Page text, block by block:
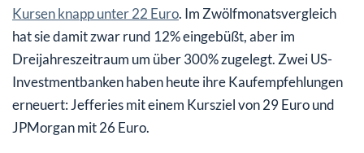
Kursen knapp unter 22 Euro. Im Zwölfmonatsvergleich
hat sie damit zwar rund 12% eingebüßt, aber im
Dreijahreszeitraum um über 300% zugelegt. Zwei US-
Investmentbanken haben heute ihre Kaufempfehlungen
erneuert: Jefferies mit einem Kursziel von 29 Euro und
JPMorgan mit 26 Euro.